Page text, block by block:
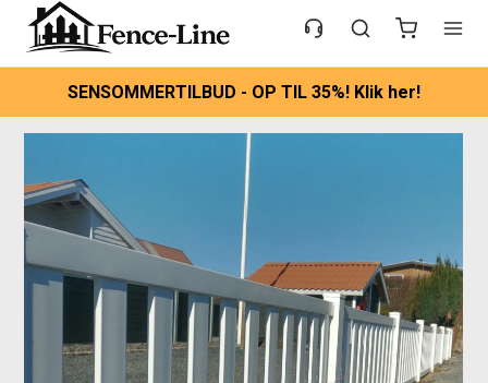
SENSOMMERTILBUD - OP TIL 35%! Klik her!